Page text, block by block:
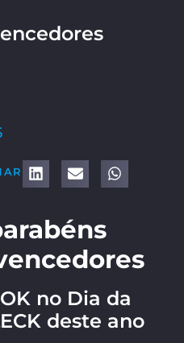
no Dia da
deste ano